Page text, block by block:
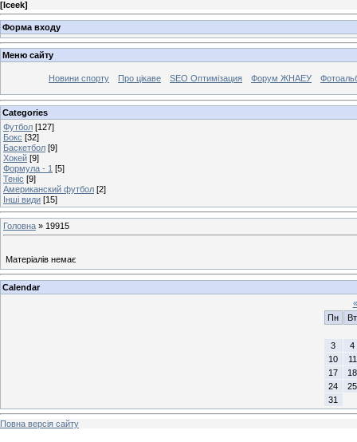
[Iceek]
Форма входу
Меню сайту
Новини спорту Про цікаве SEO Оптимізация Форум ЖНАЕУ
Categories
Футбол [127]
Бокс [32]
Баскетбол [9]
Хокей [9]
Формула - 1 [5]
Теніс [9]
Американский футбол [2]
Інші види [15]
Головна » 19915
Матеріалів немає
Calendar
«
Пн
Вт
3
4
10
11
17
18
24
25
31
Повна версія сайту